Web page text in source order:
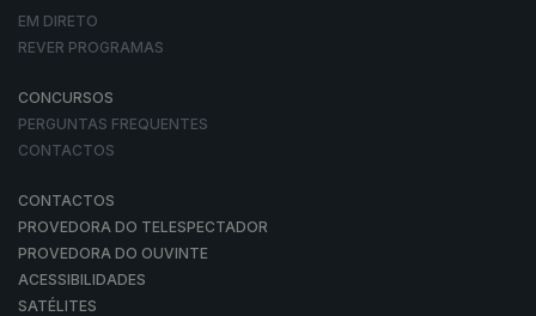
EM DIRETO
REVER PROGRAMAS
CONCURSOS
PERGUNTAS FREQUENTES
CONTACTOS
CONTACTOS
PROVEDORA DO TELESPECTADOR
PROVEDORA DO OUVINTE
ACESSIBILIDADES
SATÉLITES